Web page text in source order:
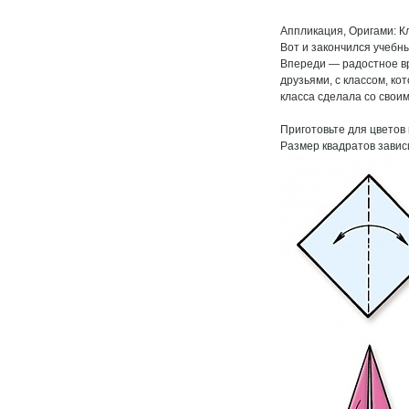
Аппликация, Оригами:
Вот и закончился
Впереди — радостное
друзьями, с классом,
класса сделала со
Приготовьте для
Размер квадратов